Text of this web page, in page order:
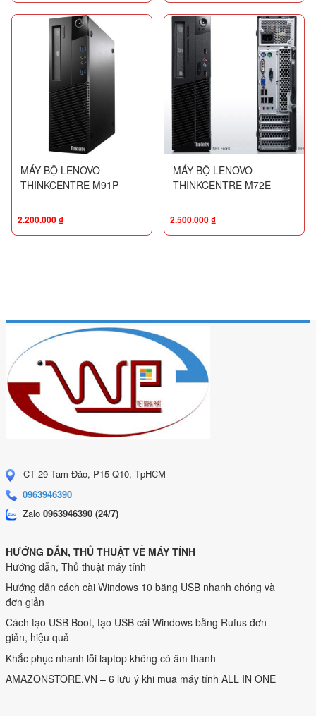
MÁY BỘ LENOVO
THINKCENTRE M91P
2.200.000₫
MÁY BỘ LENOVO
THINKCENTRE M72E
2.500.000₫
CT 29 Tam Đảo, P15 Q10, TpHCM
0963946390
Zalo 0963946390 (24/7)
HƯỚNG DẪN, THỦ THUẬT VỀ MÁY TÍNH
Hướng dẫn, Thủ thuật máy tính
Hướng dẫn cách cài Windows 10 bằng USB nhanh chóng và
đơn giản
Cách tạo USB Boot, tạo USB cài Windows bằng Rufus đơn
giản, hiệu quả
Khắc phục nhanh lỗi laptop không có âm thanh
AMAZONSTORE.VN – 6 lưu ý khi mua máy tính ALL IN ONE